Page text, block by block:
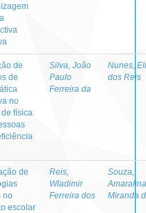
de
de
no
física
Silva, João
Paulo
Ferreira da
Nunes,
dos Reis
de
no
escolar
Reis,
Wladimir
Ferreira dos
Souza,
Amaralina
Miranda